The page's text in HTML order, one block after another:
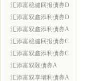
汇添富稳健回报债券D
汇添富双鑫添利债券D
汇添富双鑫添利债券A
汇添富稳健回报债券C
汇添富双鑫添利债券C
汇添富双颐债券A
汇添富双享增利债券A